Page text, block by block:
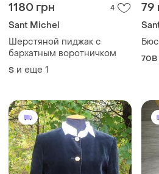
1180 грн 4
Sant Michel
Шерстяной пиджак с
бархатным воротничком
S и еще 1
79
70B